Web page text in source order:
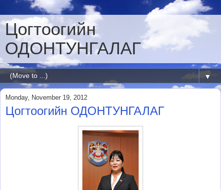
Цогтоогийн
ОДОНТУНГАЛАГ
▼
Monday, November 19, 2012
Цогтоогийн ОДОНТУНГАЛАГ